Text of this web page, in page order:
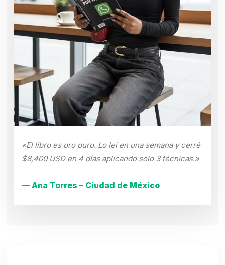
«El libro es oro puro. Lo leí en una semana y cerré
$8,400 USD en 4 días aplicando solo 3 técnicas.»
— Ana Torres – Ciudad de México